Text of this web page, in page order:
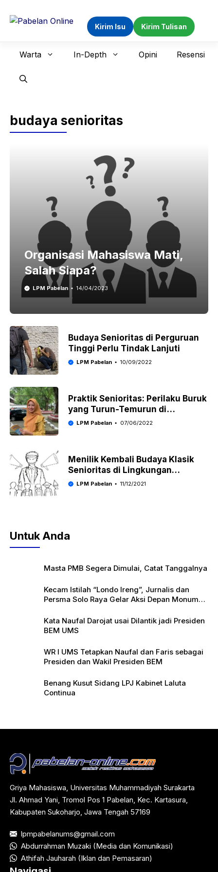
Kirim Isu Kirim Tulisan
Warta In-Depth Opini Resensi
budaya senioritas
Organisasi Mahasiswa Mati,
Salah Siapa?
LPM Pabelan 14/04/2023
Budaya Senioritas di Perguruan
Tinggi Perlu Tindak Lanjuti
LPM Pabelan 10/09/2022
Praktik Senioritas: Perilaku Buruk
yang Turun-Temurun di
Lingkungan Kampus
LPM Pabelan 07/06/2022
Menilik Kembali Budaya Klasik
Senioritas di Lingkungan
Mahasiswa
LPM Pabelan 11/12/2021
Untuk Anda
Masta PMB Segera Dimulai, Catat Tanggalnya
Kecam Istilah “Londo Ireng”, Jurnalis dan
Persma Solo Raya Gelar Aksi Depan Monumen
Kata Naufal Darojat usai Dilantik jadi Presiden
BEM UMS
WR I UMS Tetapkan Naufal dan Faris sebagai
Presiden dan Wakil Presiden BEM
Benang Kusut Sidang LPJ Kabinet Laluta
Continua
Griya Mahasiswa, Universitas Muhammadiyah Surakarta
Jl. Ahmad Yani, Tromol Pos 1 Pabelan, Kec. Kartasura,
Kabupaten Sukoharjo, Jawa Tengah 57169
lpmpabelanums@gmail.com
Abdurrahman Muzaki (Media dan Komunikasi)
Athifah Jauharah (Iklan dan Pemasaran)